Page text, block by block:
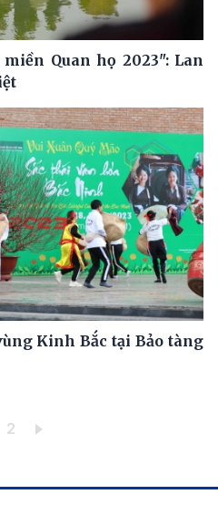
Quan họ 2023": Lan
Kinh Bắc tại Bảo tàng
hiện thời
Trang
2